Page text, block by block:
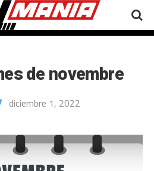
de novembre
diciembre 1, 2022